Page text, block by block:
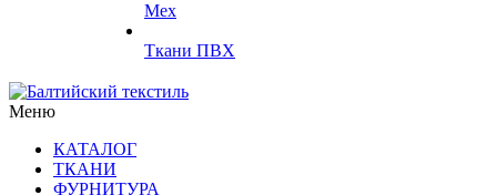
Мех
Ткани ПВХ
Меню
КАТАЛОГ
ТКАНИ
ФУРНИТУРА